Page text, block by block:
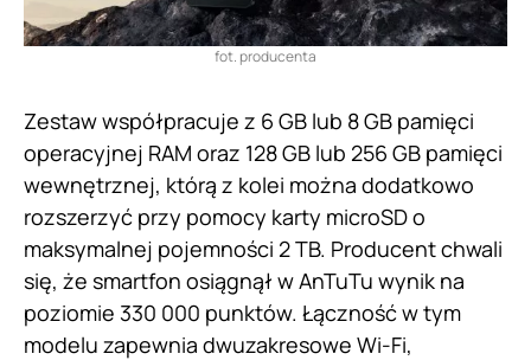
fot. producenta
Zestaw współpracuje z 6 GB lub 8 GB pamięci
operacyjnej RAM oraz 128 GB lub 256 GB pamięci
wewnętrznej, którą z kolei można dodatkowo
rozszerzyć przy pomocy karty microSD o
maksymalnej pojemności 2 TB. Producent chwali
się, że smartfon osiągnął w AnTuTu wynik na
poziomie 330 000 punktów. Łączność w tym
modelu zapewnia dwuzakresowe Wi-Fi,